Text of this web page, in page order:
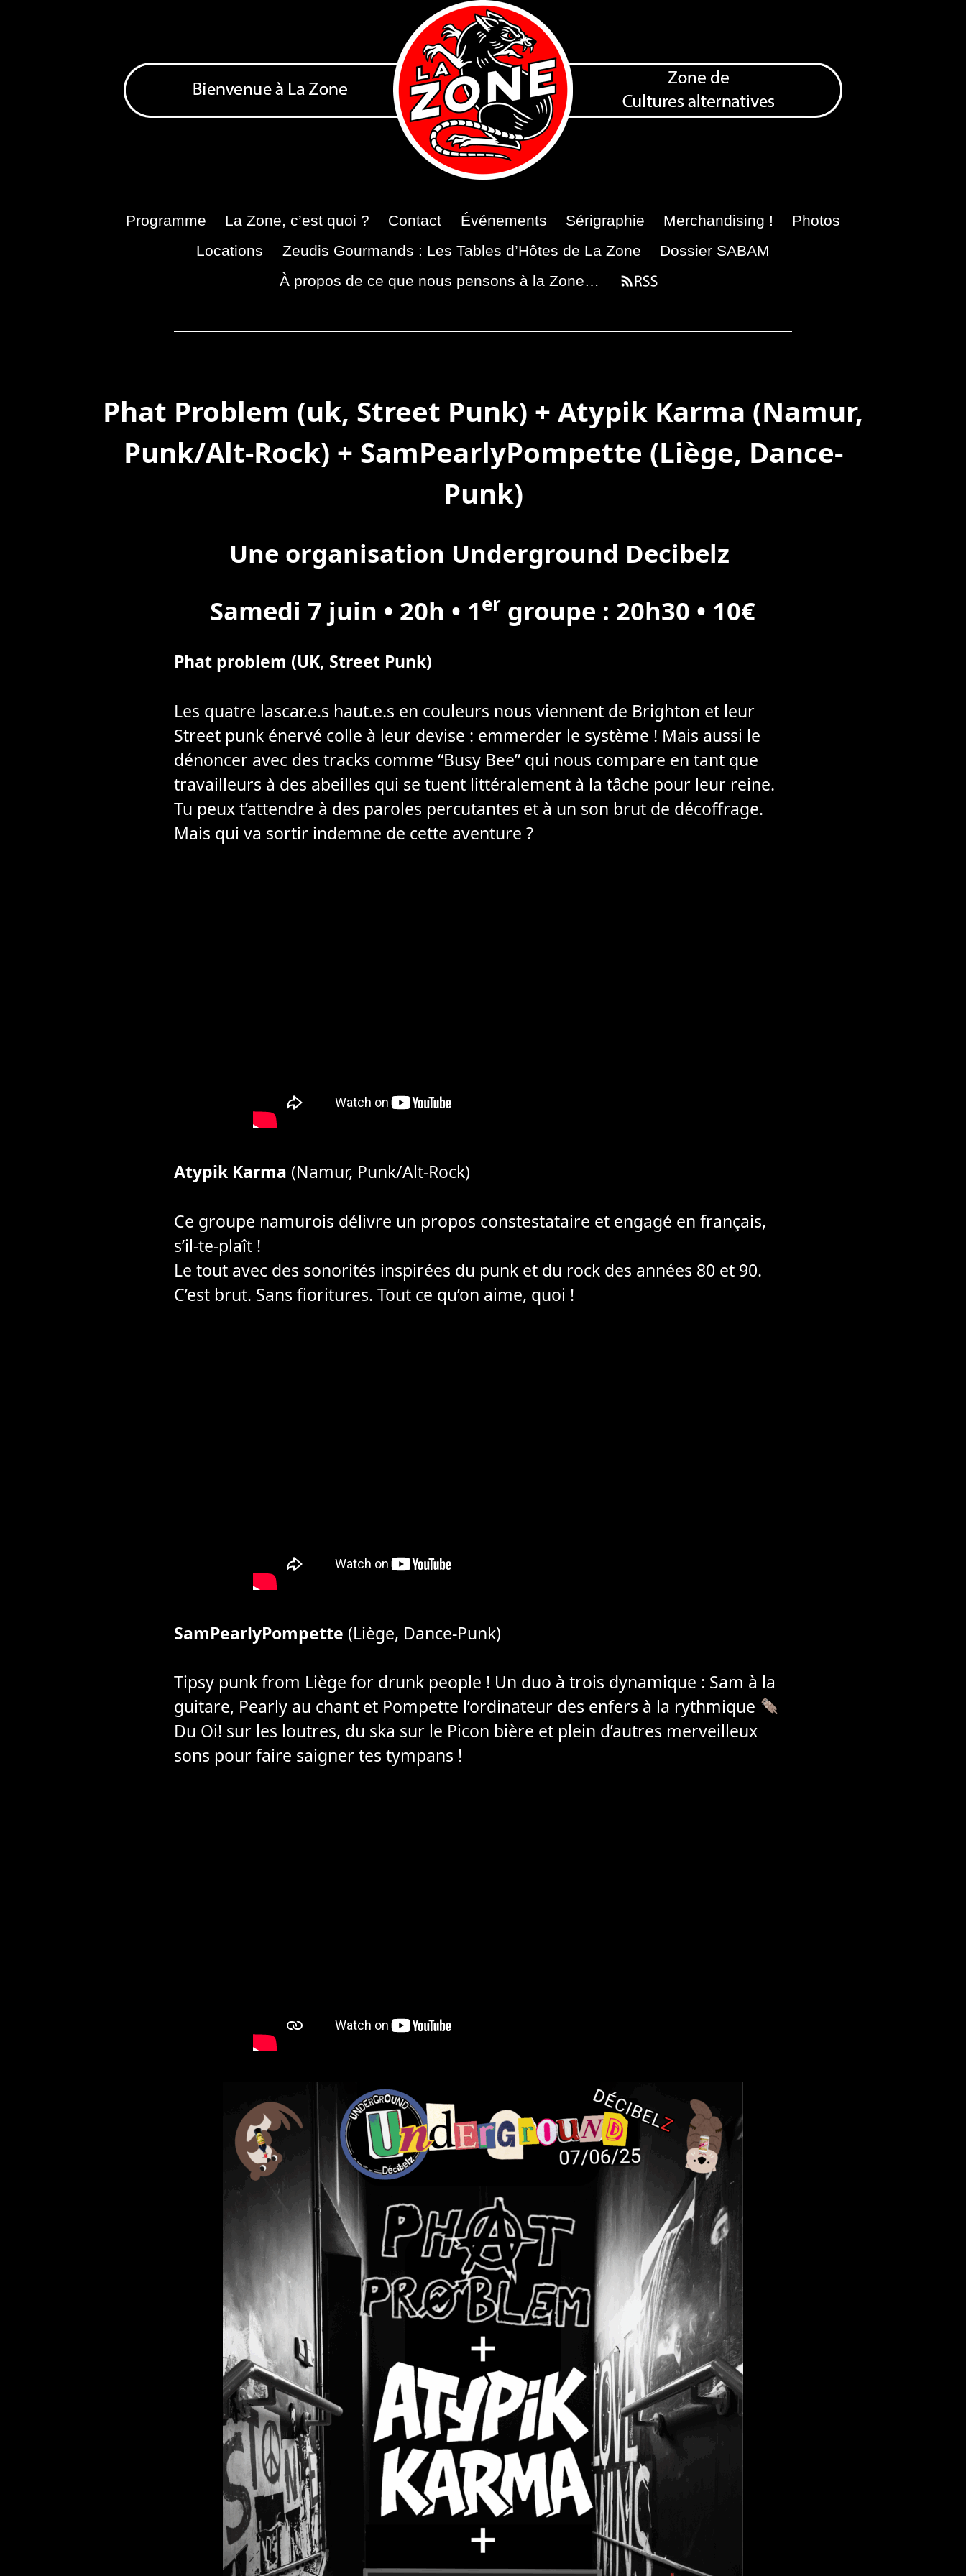
Programme La Zone, c’est quoi ? Contact Événements Sérigraphie Merchandising !
Photos
Locations
Zeudis Gourmands : Les Tables d’Hôtes de La Zone
Dossier SABAM
À propos de ce que nous pensons à la Zone…
Phat Problem (uk, Street Punk) + Atypik Karma (Namur,
Punk/Alt-Rock) + SamPearlyPompette (Liège, Dance-
Punk)
Une organisation Underground Decibelz
Samedi 7 juin • 20h • 1er groupe : 20h30 • 10€
Phat problem (UK, Street Punk)
Les quatre lascar.e.s haut.e.s en couleurs nous viennent de Brighton et leur
Street punk énervé colle à leur devise : emmerder le système ! Mais aussi le
dénoncer avec des tracks comme “Busy Bee” qui nous compare en tant que
travailleurs à des abeilles qui se tuent littéralement à la tâche pour leur reine.
Tu peux t’attendre à des paroles percutantes et à un son brut de décoffrage.
Mais qui va sortir indemne de cette aventure ?
Atypik Karma (Namur, Punk/Alt-Rock)
Ce groupe namurois délivre un propos constestataire et engagé en français,
s’il-te-plaît !
Le tout avec des sonorités inspirées du punk et du rock des années 80 et 90.
C’est brut. Sans fioritures. Tout ce qu’on aime, quoi !
SamPearlyPompette (Liège, Dance-Punk)
Tipsy punk from Liège for drunk people ! Un duo à trois dynamique : Sam à la
guitare, Pearly au chant et Pompette l’ordinateur des enfers à la rythmique
Du Oi! sur les loutres, du ska sur le Picon bière et plein d’autres merveilleux
sons pour faire saigner tes tympans !